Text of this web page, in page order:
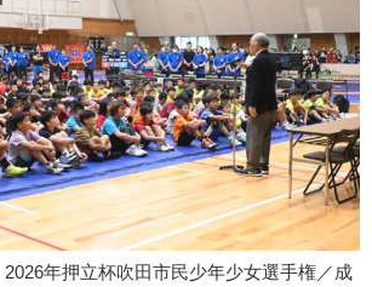
2026年押立杯吹田市民少年少女選手権／成